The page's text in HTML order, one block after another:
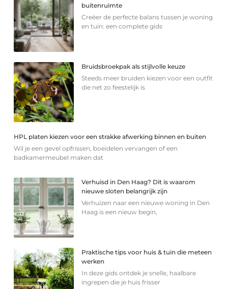
buitenruimte
Creëer de perfecte balans tussen je woning
en tuin: een complete gids
Bruidsbroekpak als stijlvolle keuze
Steeds meer bruiden kiezen voor een outfit
die net zo feestelijk is
HPL platen kiezen voor een strakke afwerking binnen en buiten
Wil je een gevel opfrissen, boeidelen vervangen of een
badkamermeubel maken dat
Verhuisd in Den Haag? Dit is waarom
nieuwe sloten belangrijk zijn
Verhuizen naar een nieuwe woning in Den
Haag is een nieuw begin,
Praktische tips voor huis & tuin die meteen
werken
In deze gids ontdek je snelle, haalbare
ingrepen die je huis frisser